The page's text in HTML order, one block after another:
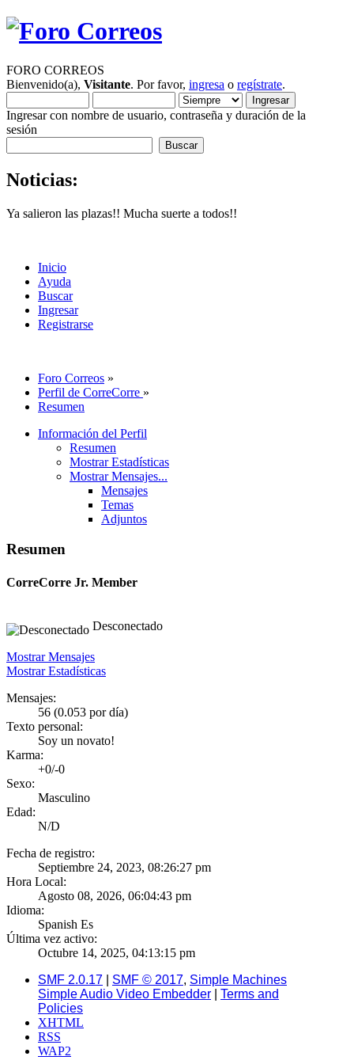
FORO CORREOS
Bienvenido(a), Visitante. Por favor, ingresa o regístrate.
Ingresar con nombre de usuario, contraseña y duración de la
sesión
Noticias:
Ya salieron las plazas!! Mucha suerte a todos!!
Inicio
Ayuda
Buscar
Ingresar
Registrarse
Foro Correos »
Perfil de CorreCorre »
Resumen
Información del Perfil
Resumen
Mostrar Estadísticas
Mostrar Mensajes...
Mensajes
Temas
Adjuntos
Resumen
CorreCorre Jr. Member
Desconectado
Mostrar Mensajes
Mostrar Estadísticas
Mensajes:
56 (0.053 por día)
Texto personal:
Soy un novato!
Karma:
+0/-0
Sexo:
Masculino
Edad:
N/D
Fecha de registro:
Septiembre 24, 2023, 08:26:27 pm
Hora Local:
Agosto 08, 2026, 06:04:43 pm
Idioma:
Spanish Es
Última vez activo:
Octubre 14, 2025, 04:13:15 pm
SMF 2.0.17
SMF © 2017, Simple Machines
Simple Audio Video Embedder
Terms and
Policies
XHTML
RSS
WAP2